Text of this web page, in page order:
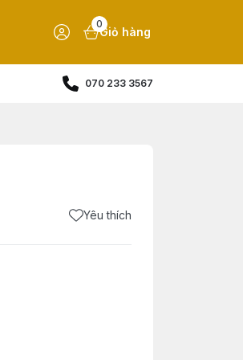
0
Giỏ hàng
070 233 3567
Yêu thích